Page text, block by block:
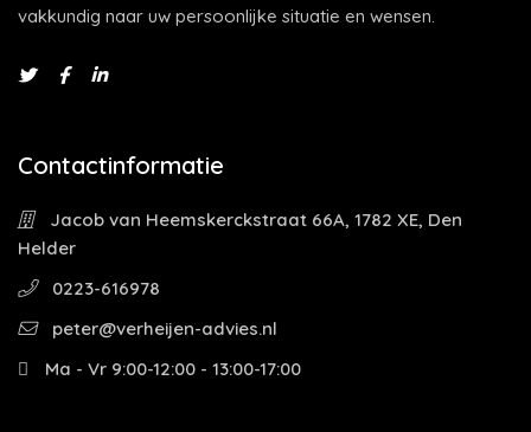
vakkundig naar uw persoonlijke situatie en wensen.
Contactinformatie
Jacob van Heemskerckstraat 66A, 1782 XE, Den
Helder
0223-616978
peter@verheijen-advies.nl
Ma - Vr 9:00-12:00 - 13:00-17:00